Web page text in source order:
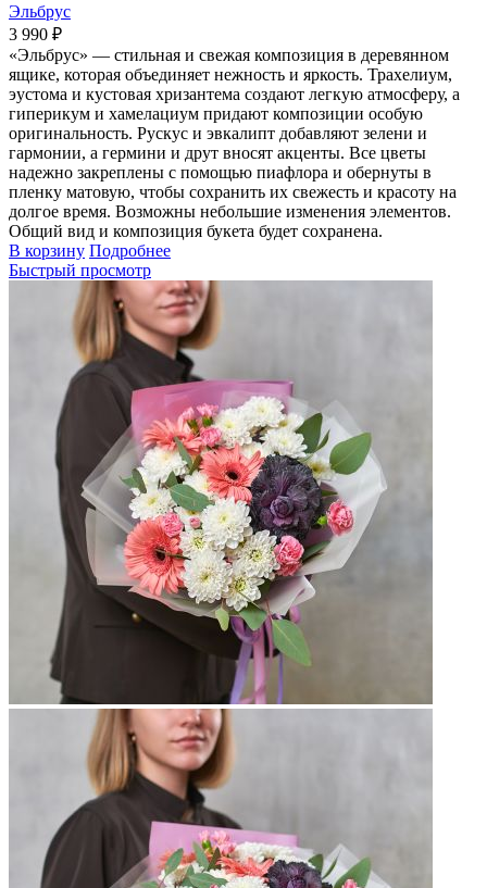
Эльбрус
3 990 ₽
«Эльбрус» — стильная и свежая композиция в деревянном
ящике, которая объединяет нежность и яркость. Трахелиум,
эустома и кустовая хризантема создают легкую атмосферу, а
гиперикум и хамелациум придают композиции особую
оригинальность. Рускус и эвкалипт добавляют зелени и
гармонии, а гермини и друт вносят акценты. Все цветы
надежно закреплены с помощью пиафлора и обернуты в
пленку матовую, чтобы сохранить их свежесть и красоту на
долгое время. Возможны небольшие изменения элементов.
Общий вид и композиция букета будет сохранена.
В корзину Подробнее
Быстрый просмотр